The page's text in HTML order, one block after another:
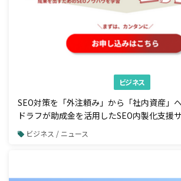
ビジネス
SEO対策を「外注頼み」から「社内資産」
ドラフが助成金を活用したSEO内製化支援
開始ビジネス / ニュース